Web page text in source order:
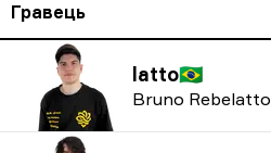
Гравець
latto🇧🇷
Bruno Rebelatto